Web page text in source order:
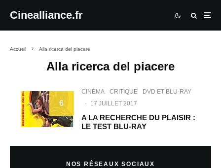
Cinealliance.fr
Accueil Alla ricerca del piacere
Alla ricerca del piacere
6
CINÉMA CRITIQUE
DVD ET BLU-RAY
·
17 JUILLET 2017
A LA RECHERCHE DU PLAISIR :
LE TEST BLU-RAY
NOS RÉSEAUX SOCIAUX